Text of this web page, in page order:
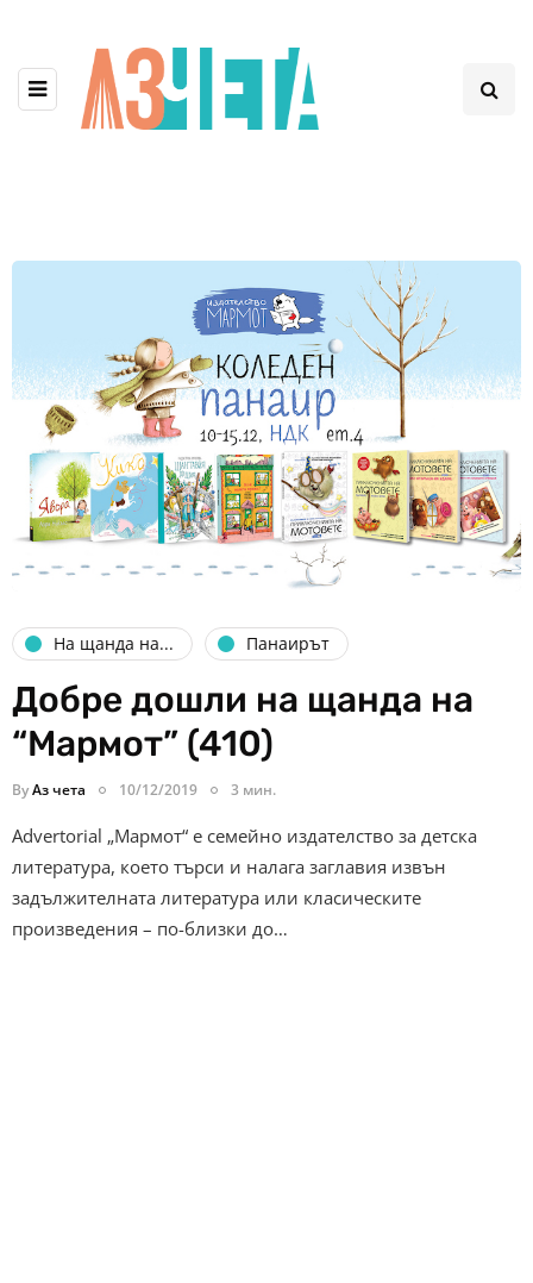
На щанда на... Панаирът
Добре дошли на щанда на
“Мармот” (410)
ByАз чета 10/12/2019 3 мин.
Advertorial „Мармот“ е семейно издателство за детска
литература, което търси и налага заглавия извън
задължителната литература или класическите
произведения – по-близки до…